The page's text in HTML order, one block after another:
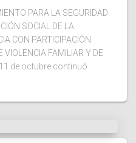
PARA LA SEGURIDAD
SOCIAL DE LA
CON PARTICIPACIÓN
VIOLENCIA FAMILIAR Y DE
de octubre continuó